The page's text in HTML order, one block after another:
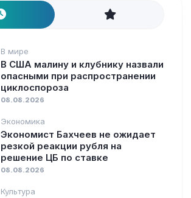
В мире
В США малину и клубнику назвали
опасными при распространении
циклоспороза
08.08.2026
Экономика
Экономист Бахчеев не ожидает
резкой реакции рубля на
решение ЦБ по ставке
08.08.2026
Культура